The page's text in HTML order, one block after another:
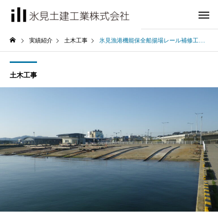
実績紹介 土木工事 氷見漁港機能保全船揚場レール補修工事
土木工事